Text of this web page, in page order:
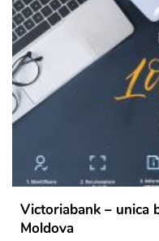
Victoriabank – unica
Moldova